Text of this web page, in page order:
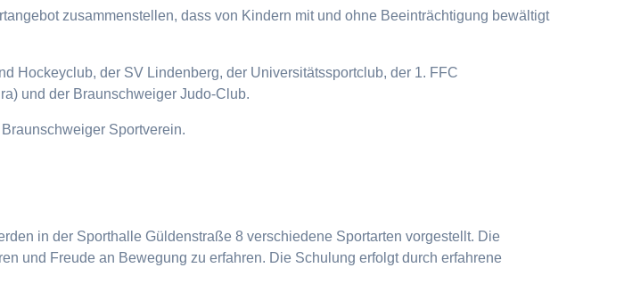
zusammenstellen, dass von Kindern mit und ohne Beeinträchtigung bewältigt
Hockeyclub, der SV Lindenberg, der Universitätssportclub, der 1. FFC
und der Braunschweiger Judo-Club.
Sportverein.
in der Sporthalle Güldenstraße 8 verschiedene Sportarten vorgestellt. Die
und Freude an Bewegung zu erfahren. Die Schulung erfolgt durch erfahrene